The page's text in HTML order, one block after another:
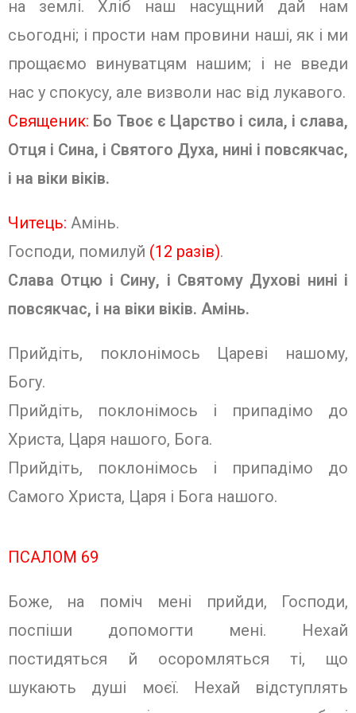
на землі. Хліб наш насущний дай нам
сьогодні; і прости нам провини наші, як і ми
прощаємо винуватцям нашим; і не введи
нас у спокусу, але ви­зволи нас від лукавого.
Священик: Бо Твоє є Царство і сила, і слава,
Отця і Сина, і Святого Духа, нині і повсякчас,
і на віки віків.
Читець: Амінь.
Господи, помилуй (12 разів).
Слава Отцю і Сину, і Святому Духові нині і
повсякчас, і на віки віків. Амінь.
Прийдіть, поклонімось Цареві нашому,
Богу.
Прийдіть, поклонімось і припадімо до
Христа, Царя нашого, Бога.
Прийдіть, поклонімось і припадімо до
Самого Христа, Царя і Бога нашого.
ПСАЛОМ 69
Боже, на поміч мені прийди, Господи,
поспіши допомогти мені. Нехай
постидяться й осоромляться ті, що
шукають душі моєї. Нехай відступлять